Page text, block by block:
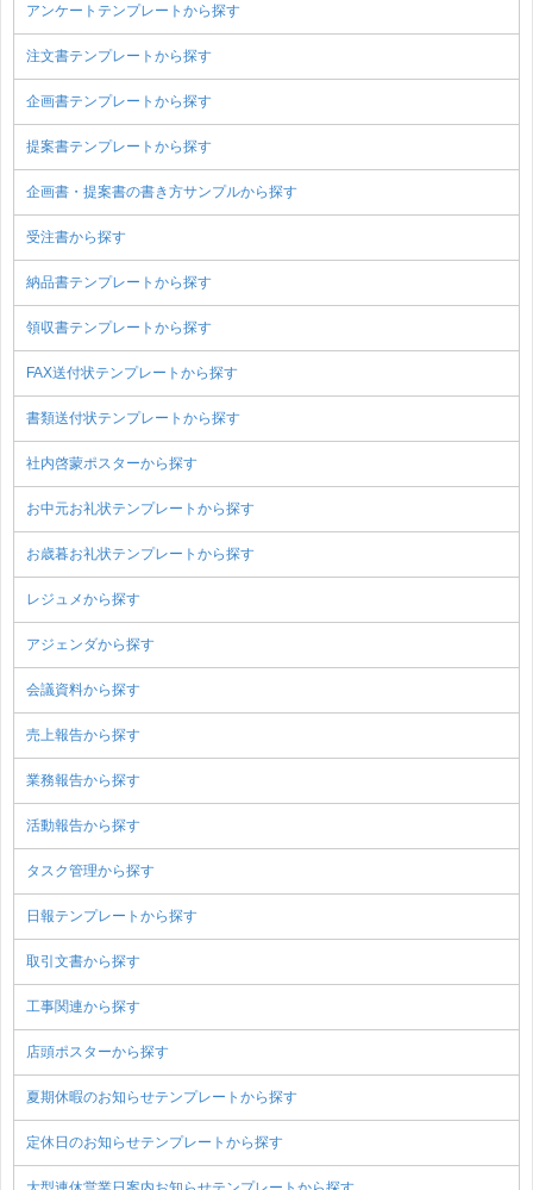
アンケートテンプレートから探す
注文書テンプレートから探す
企画書テンプレートから探す
提案書テンプレートから探す
企画書・提案書の書き方サンプルから探す
受注書から探す
納品書テンプレートから探す
領収書テンプレートから探す
FAX送付状テンプレートから探す
書類送付状テンプレートから探す
社内啓蒙ポスターから探す
お中元お礼状テンプレートから探す
お歳暮お礼状テンプレートから探す
レジュメから探す
アジェンダから探す
会議資料から探す
売上報告から探す
業務報告から探す
活動報告から探す
タスク管理から探す
日報テンプレートから探す
取引文書から探す
工事関連から探す
店頭ポスターから探す
夏期休暇のお知らせテンプレートから探す
定休日のお知らせテンプレートから探す